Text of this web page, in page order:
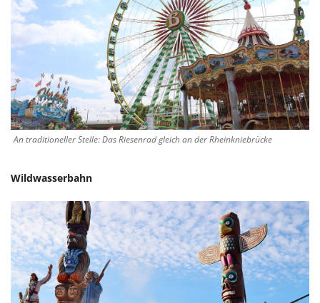
An traditioneller Stelle: Das Riesenrad gleich an der Rheinkniebrücke
Wildwasserbahn